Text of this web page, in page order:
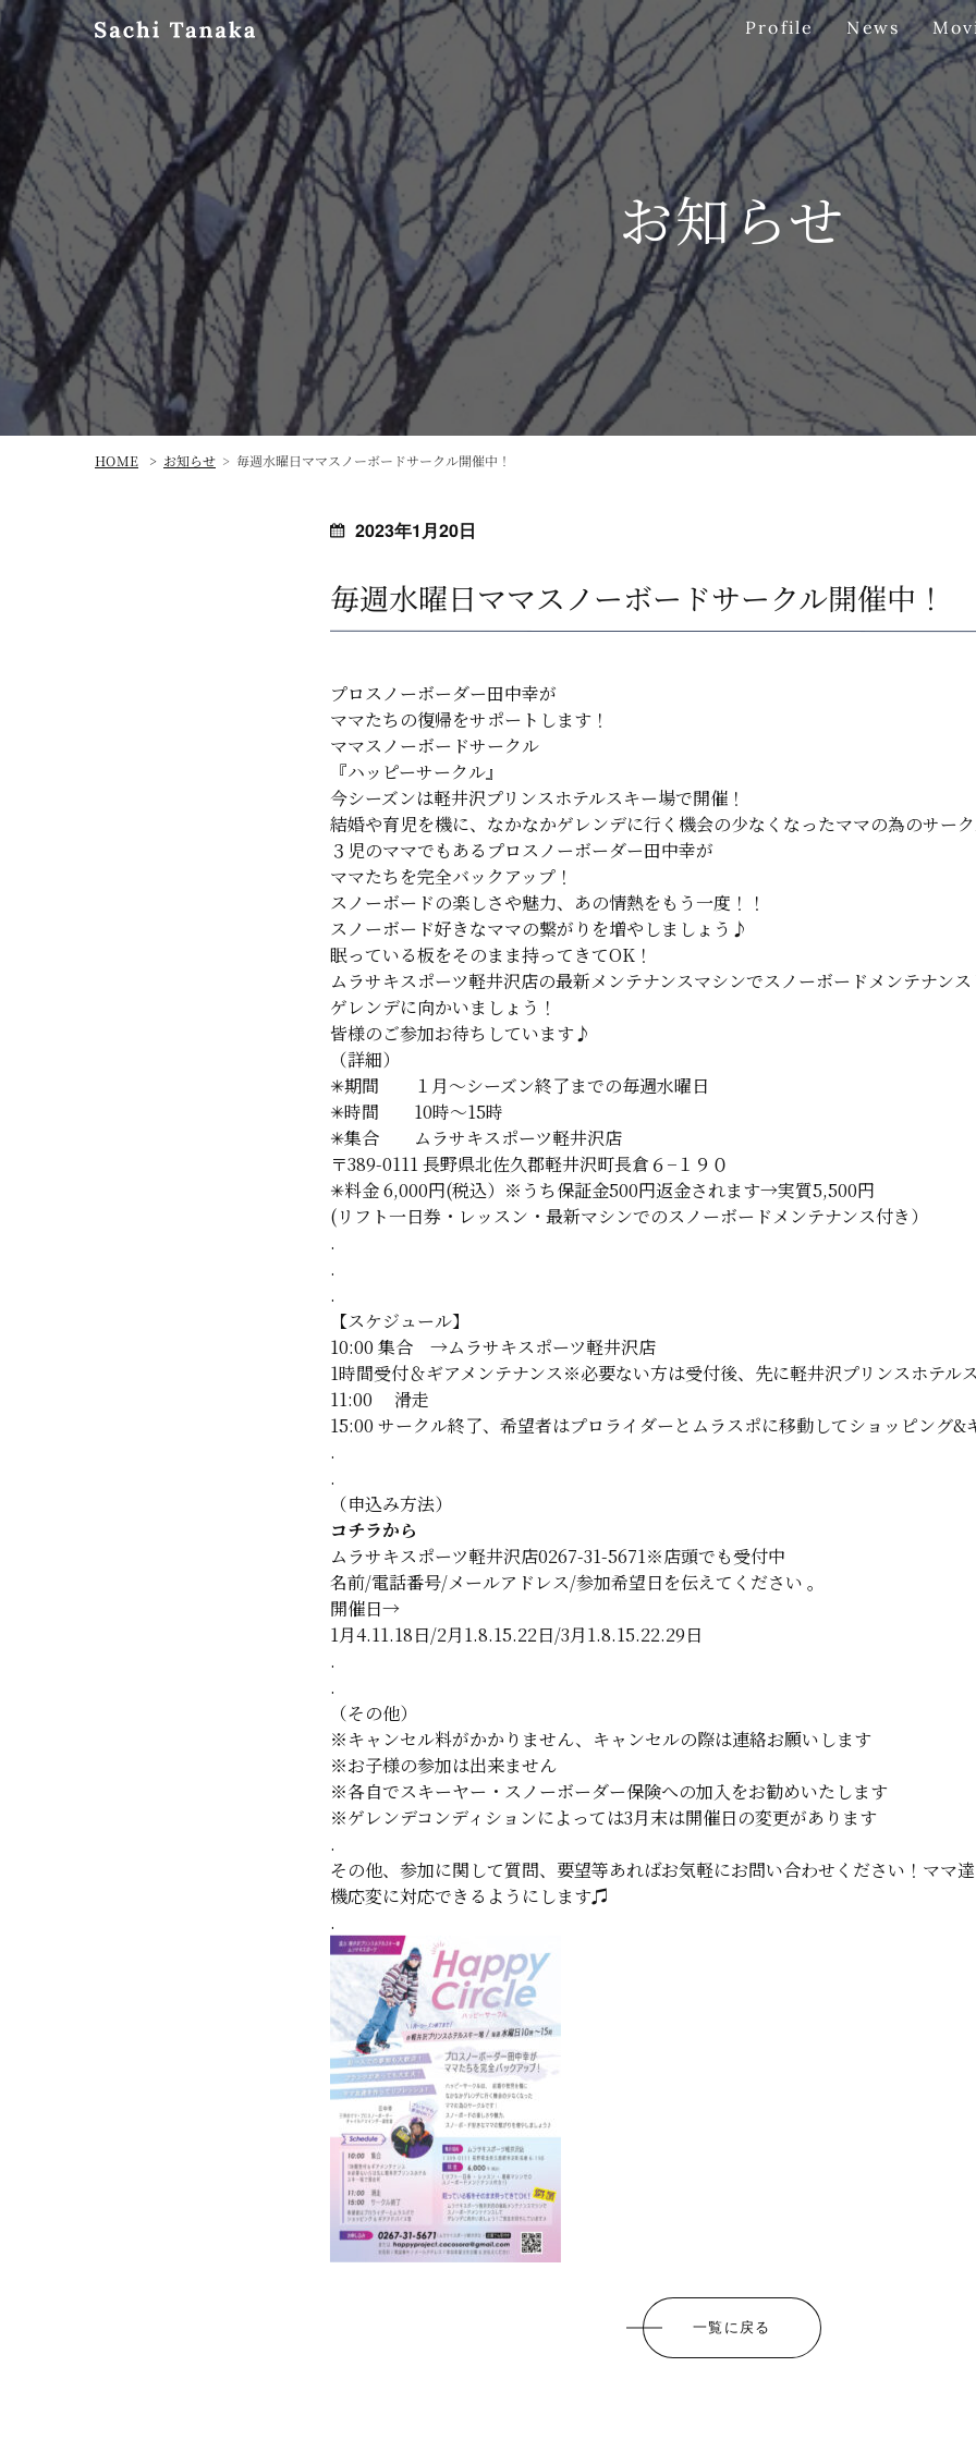
Profile News
お知らせ
HOME お知らせ 毎週水曜日ママスノーボードサークル開催中！
2023年1月20日
毎週水曜日ママスノーボードサークル開催中！
プロスノーボーダー田中幸が
ママたちの復帰をサポートします！
ママスノーボードサークル
『ハッピーサークル』
今シーズンは軽井沢プリンスホテルスキー場で開催！
結婚や育児を機に、なかなかゲレンデに行く機会の少なくなったママの為のサー
３児のママでもあるプロスノーボーダー田中幸が
ママたちを完全バックアップ！
スノーボードの楽しさや魅力、あの情熱をもう一度！！
スノーボード好きなママの繋がりを増やしましょう♪
眠っている板をそのまま持ってきてOK！
ムラサキスポーツ軽井沢店の最新メンテナンスマシンでスノーボードメンテナン
ゲレンデに向かいましょう！
皆様のご参加お待ちしています♪
（詳細）
✳︎期間 １月〜シーズン終了までの毎週水曜日
✳︎時間 10時〜15時
✳︎集合 ムラサキスポーツ軽井沢店
〒389-0111 長野県北佐久郡軽井沢町長倉６−１９０
✳︎料金 6,000円(税込）※うち保証金500円返金されます→実質5,500円
(リフト一日券・レッスン・最新マシンでのスノーボードメンテナンス付き）
.
.
.
【スケジュール】
10:00 集合 →ムラサキスポーツ軽井沢店
1時間受付＆ギアメンテナンス※必要ない方は受付後、先に軽井沢プリンスホテル
11:00 滑走
15:00 サークル終了、希望者はプロライダーとムラスポに移動してショッピング&
.
.
（申込み方法）
コチラから
ムラサキスポーツ軽井沢店0267-31-5671※店頭でも受付中
名前/電話番号/メールアドレス/参加希望日を伝えてください 。
開催日→
1月4.11.18日/2月1.8.15.22日/3月1.8.15.22.29日
.
.
（その他）
※キャンセル料がかかりません、キャンセルの際は連絡お願いします
※お子様の参加は出来ません
※各自でスキーヤー・スノーボーダー保険への加入をお勧めいたします
※ゲレンデコンディションによっては3月末は開催日の変更があります
.
その他、参加に関して質問、要望等あればお気軽にお問い合わせください！ママ
機応変に対応できるようにします♫
.
一覧に戻る